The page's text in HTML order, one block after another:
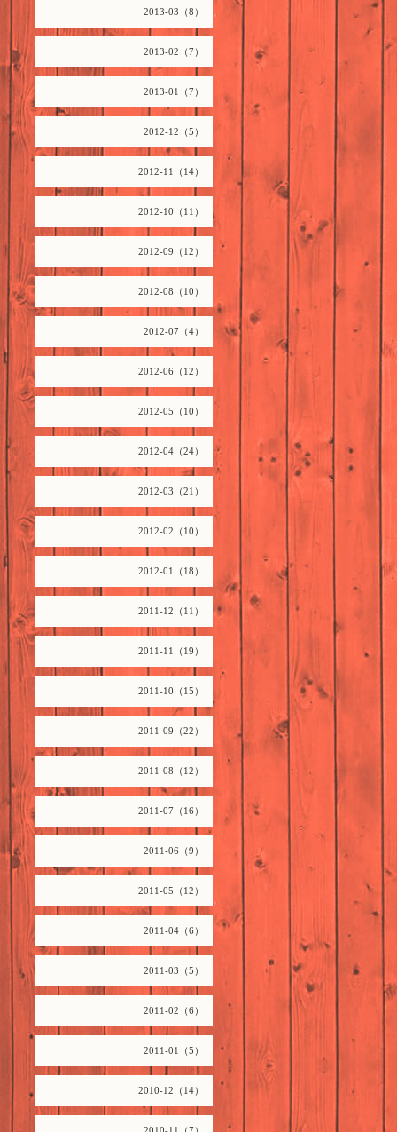
2013-03（8）
2013-02（7）
2013-01（7）
2012-12（5）
2012-11（14）
2012-10（11）
2012-09（12）
2012-08（10）
2012-07（4）
2012-06（12）
2012-05（10）
2012-04（24）
2012-03（21）
2012-02（10）
2012-01（18）
2011-12（11）
2011-11（19）
2011-10（15）
2011-09（22）
2011-08（12）
2011-07（16）
2011-06（9）
2011-05（12）
2011-04（6）
2011-03（5）
2011-02（6）
2011-01（5）
2010-12（14）